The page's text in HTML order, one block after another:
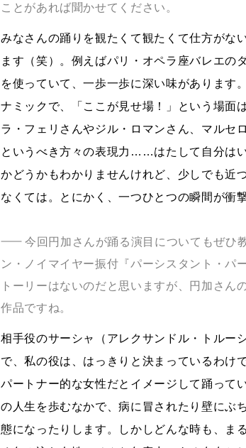
ことがあれば聞かせてください。
みなさんの踊りを観たくて観たくて仕方がな
ます（笑）。例えばパリ・オペラ座バレエの
を使っていて、一歩一歩に深い味があります
ナミックで、「ここが見せ場！」という場面
ラ・フェリさんやジル・ロマンさん、マルセ
というべき方々の表現力……はたして自分は
かどうかもわかりませんけれど、少しでも近
なくては。とにかく、一つひとつの瞬間が衝
今回円加さんが踊る演目についてもぜひ
ン・ノイマイヤー振付『パーシスタント・パ
トーリーはないのだと思いますが、円加さん
作品ですね。
相手役のサーシャ（アレクサンドル・トルー
で、私の役は、はっきりと決まっているわけ
パートナー的な女性だとイメージして踊って
の人生を歩むなかで、病に冒されたり壁にぶ
態になったりします。しかしどんな時も、ま